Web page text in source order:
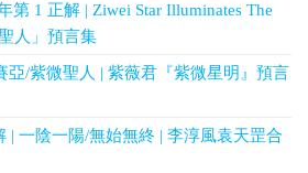
第 1 正解 | Ziwei Star Illuminates The
人」預言集
亞/紫微聖人 | 紫薇君『紫微星明』預言
| 一陰一陽/無始無終 | 李淳風袁天罡合